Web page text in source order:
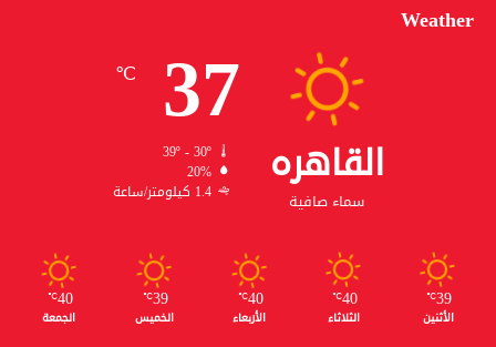
Weather
القاهره
سماء صافية
37
℃
39º - 30º
20%
1.4 كيلومتر/ساعة
39
℃
الأثنين
40
℃
الثلاثاء
40
℃
الأربعاء
39
℃
الخميس
40
℃
الجمعة